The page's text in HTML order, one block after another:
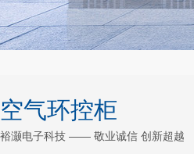
空气环控柜
裕灏电子科技 —— 敬业诚信 创新超越